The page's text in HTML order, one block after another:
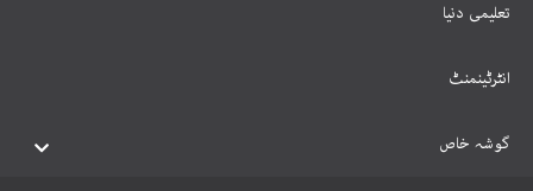
تعلیمی دنیا
انٹرٹینمنٹ
گوشہ خاص